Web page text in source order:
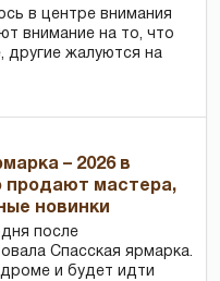
в центре внимания
внимание на то, что
жалуются на
– 2026 в
продают мастера,
новинки
после
Спасская ярмарка.
и будет идти